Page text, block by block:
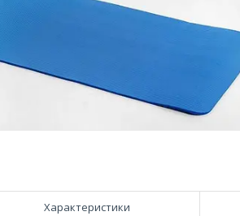
Характеристики